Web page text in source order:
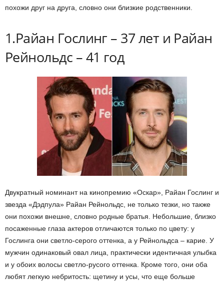
похожи друг на друга, словно они близкие родственники.
1.Райан Гослинг – 37 лет и Райан
Рейнольдс – 41 год
Двукратный номинант на кинопремию «Оскар», Райан Гослинг и
звезда «Дэдпула» Райан Рейнольдс, не только тезки, но также
они похожи внешне, словно родные братья. Небольшие, близко
посаженные глаза актеров отличаются только по цвету: у
Гослинга они светло-серого оттенка, а у Рейнольдса – карие. У
мужчин одинаковый овал лица, практически идентичная улыбка
и у обоих волосы светло-русого оттенка. Кроме того, они оба
любят легкую небритость: щетину и усы, что еще больше